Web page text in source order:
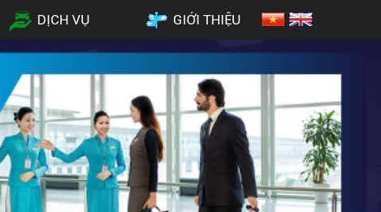
DỊCH VỤ GIỚI THIỆU